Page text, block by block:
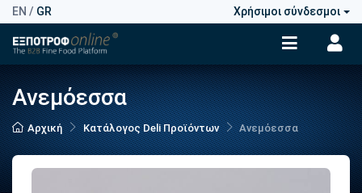
EN / GR Χρήσιμοι σύνδεσμοι
Ανεμόεσσα
Αρχική Κατάλογος Deli Προϊόντων Ανεμόεσσα